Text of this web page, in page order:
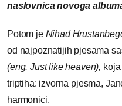
naslovnica novoga
Potom je Nihad
od najpoznatijih pjesama
(eng. Just like heaven),
triptiha: izvorna pjesma,
harmonici.